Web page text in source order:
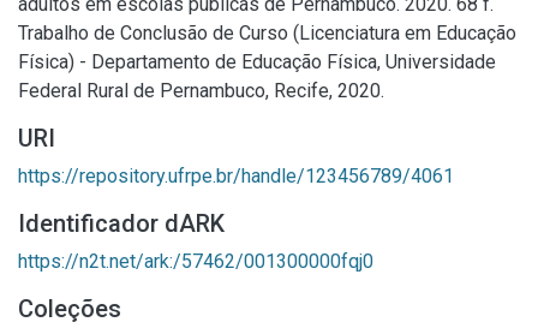
Trabalho de Conclusão de Curso (Licenciatura em Educação
Física) - Departamento de Educação Física, Universidade
Federal Rural de Pernambuco, Recife, 2020.
URI
https://repository.ufrpe.br/handle/123456789/4061
Identificador dARK
https://n2t.net/ark:/57462/001300000fqj0
Coleções